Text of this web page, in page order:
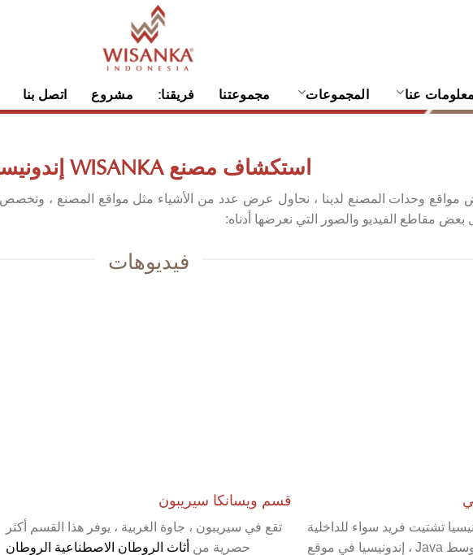
معلومات عنا المجموعات مجموعتنا فريقنا: مشروع اتصل بنا
استكشاف مصنع WISANKA إندونيسيا
وحدات المصنع لدينا ، نحاول عرض عدد من الأشياء مثل مواقع المصنع ، وتخصص
مقاطع الفيديو والصور التي نعرضها أدناه:
فيديوهات
تشتيت فريد سواء للداخلية
وخارجية. يقع في وسط Java ، إندونيسيا في موقع
قسم ويسانكا سيريبون
تقع في سيريبون ، جاوة الغربية ، يوفر هذا القسم أكثر
حصرية من أثاث الروطان الاصطناعية الروطان